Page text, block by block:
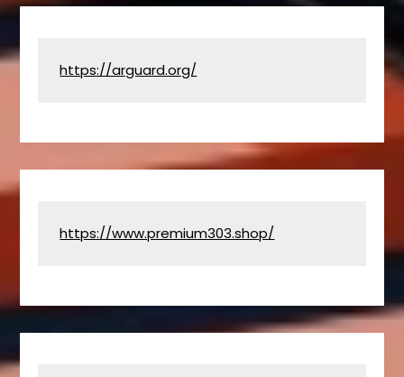
https://arguard.org/
https://www.premium303.shop/